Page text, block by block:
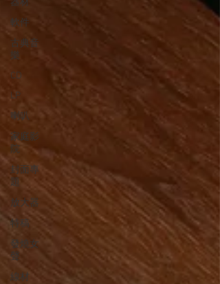
器材
軟件
古典音
樂
CD
LP
喇叭
家庭影
院
封面專
題
放大器
特稿
發燒女
聲
線材